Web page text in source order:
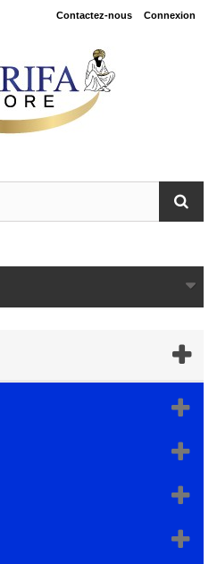
Connexion
Contactez-nous